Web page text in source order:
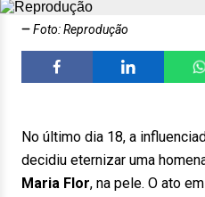
Foto: Reprodução
No último dia 18, a
decidiu eternizar uma
Maria Flor, na pele. O ato